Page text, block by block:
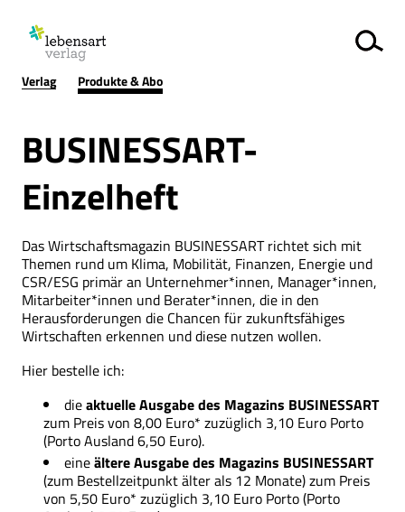
Verlag Produkte & Abo
BUSINESSART-
Einzelheft
Das Wirtschaftsmagazin BUSINESSART richtet sich mit
Themen rund um Klima, Mobilität, Finanzen, Energie und
CSR/ESG primär an Unternehmer*innen, Manager*innen,
Mitarbeiter*innen und Berater*innen, die in den
Herausforderungen die Chancen für zukunftsfähiges
Wirtschaften erkennen und diese nutzen wollen.
Hier bestelle ich:
dieaktuelle Ausgabe des Magazins BUSINESSART
zum Preis von 8,00 Euro* zuzüglich 3,10 Euro Porto
(Porto Ausland 6,50 Euro).
eineältere Ausgabe des Magazins BUSINESSART
(zum Bestellzeitpunkt älter als 12 Monate) zum Preis
von 5,50 Euro* zuzüglich 3,10 Euro Porto (Porto